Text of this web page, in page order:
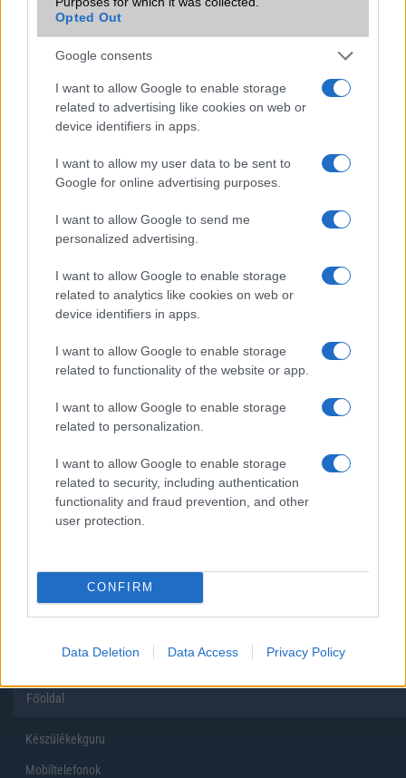
Opted Out
Google consents
I want to allow Google to enable storage
related to advertising like cookies on web or
device identifiers in apps.
I want to allow my user data to be sent to
Google for online advertising purposes.
I want to allow Google to send me
personalized advertising.
I want to allow Google to enable storage
related to analytics like cookies on web or
device identifiers in apps.
I want to allow Google to enable storage
related to functionality of the website or app.
I want to allow Google to enable storage
related to personalization.
I want to allow Google to enable storage
related to security, including authentication
functionality and fraud prevention, and other
user protection.
CONFIRM
Data Deletion Data Access Privacy Policy
Feliratkozás a Telefonguru ingyenes hírlevelére
OK
Elfogadom az
webhelyet a reCAPTCHA védi. A Googleadatvédelmi irányelveés a
szolgáltatási feltételekérvényesek.
Korábbi hírlevelek
SZAVAZÁS
tárhellyel érkezik?
Talán, ha más fejlesztések is vannak
Nem, nekem a mostani tárhely is elég
Főoldal
Készülékekguru
Mobiltelefonok